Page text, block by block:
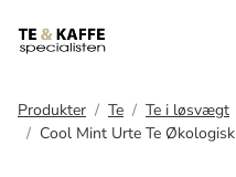
Produkter Te Te i løsvægt
Cool Mint Urte Te Økologisk